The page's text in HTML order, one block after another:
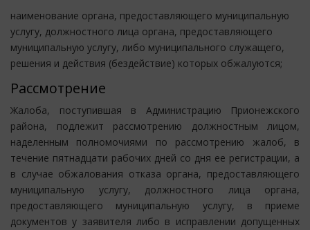
наименование органа, предоставляющего муниципальную
услугу, должностного лица органа, предоставляющего
муниципальную услугу, либо муниципального служащего,
решения и действия (бездействие) которых обжалуются;
сведения о месте жительства заявителя - физического
лица либо наименование, сведения о месте нахождения
заявителя - юридического лица, а также номер (номера)
контактного телефона, адрес (адреса) электронной почты
(при наличии) и почтовый адрес, по которым должен быть
направлен ответ заявителю;
сведения об обжалуемых решениях и действиях
(бездействии) органа, предоставляющего муниципальную
услугу, должностного лица органа,предоставляющего
Рассмотрение
Жалоба, поступившая в Администрацию Прионежского
района, подлежит рассмотрению должностным лицом,
наделенным полномочиями по рассмотрению жалоб, в
течение пятнадцати рабочих дней со дня ее регистрации, а
в случае обжалования отказа органа, предоставляющего
муниципальную услугу, должностного лица органа,
предоставляющего муниципальную услугу, в приеме
документов у заявителя либо в исправлении допущенных